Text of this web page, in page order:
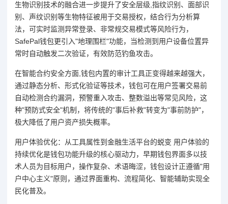
生物识别技术的融合进一步提升了安全层级,指纹识别、面部识
别、声纹识别等生物特征被用于交易授权，结合行为分析算
法，可实时监测异常登录、非常规交易模式等风险行为，
SafePal钱包更引入"地理围栏"功能，当检测到用户设备位置异
常时自动触发二次验证，有效防范钓鱼攻击。
在智能合约安全方面,钱包内置的审计工具正变得越来越强大，
通过静态分析、形式化验证等技术，钱包可在用户签署交易前
自动检测合约漏洞，预警重入攻击、整数溢出等常见风险，这
种"预防式安全"机制，将传统的"事后补救"转变为"事前防护"，
极大降低了用户资产损失概率。
用户体验优化：从工具属性到金融生活平台的蜕变 用户体验的
持续优化是钱包功能升级的核心驱动力，早期钱包界面多以技
术人员为目标用户，操作复杂、术语晦涩，钱包设计正遵循"用
户中心主义"原则，通过界面重构、流程简化、智能辅助实现全
民化普及。